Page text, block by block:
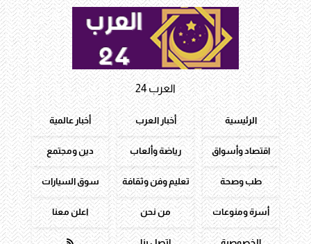
العرب 24
الرئيسية أخبار العرب أخبار عالمية
اقتصاد وأسواق رياضة وألعاب دين ومجتمع
طب وصحة تعليم وفن وثقافة سوق السيارات
أسرة ومنوعات من نحن اعلن معنا